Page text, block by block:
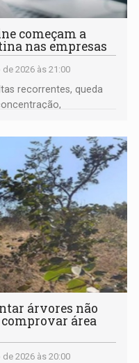
começam a
nas empresas
2026 às 21:00
recorrentes, queda
árvores não
área
2026 às 20:00